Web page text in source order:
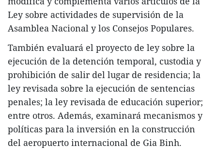
Ley sobre actividades de supervisión de la
Asamblea Nacional y los Consejos Populares.
También evaluará el proyecto de ley sobre la
ejecución de la detención temporal, custodia y
prohibición de salir del lugar de residencia; la
ley revisada sobre la ejecución de sentencias
penales; la ley revisada de educación superior;
entre otros. Además, examinará mecanismos y
políticas para la inversión en la construcción
del aeropuerto internacional de Gia Binh.